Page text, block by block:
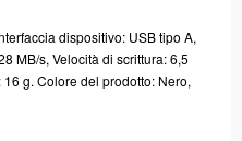
dispositivo: USB tipo A,
MB/s, Velocità di scrittura: 6,5
16 g. Colore del prodotto: Nero,